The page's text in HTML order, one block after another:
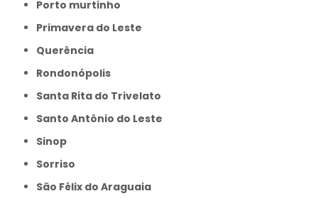
Porto murtinho
Primavera do Leste
Querência
Rondonópolis
Santa Rita do Trivelato
Santo Antônio do Leste
Sinop
Sorriso
São Félix do Araguaia